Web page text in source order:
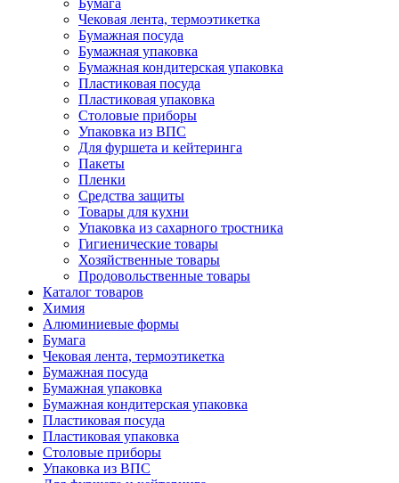
Бумага
Чековая лента, термоэтикетка
Бумажная посуда
Бумажная упаковка
Бумажная кондитерская упаковка
Пластиковая посуда
Пластиковая упаковка
Столовые приборы
Упаковка из ВПС
Для фуршета и кейтеринга
Пакеты
Пленки
Средства защиты
Товары для кухни
Упаковка из сахарного тростника
Гигиенические товары
Хозяйственные товары
Продовольственные товары
Каталог товаров
Химия
Алюминиевые формы
Бумага
Чековая лента, термоэтикетка
Бумажная посуда
Бумажная упаковка
Бумажная кондитерская упаковка
Пластиковая посуда
Пластиковая упаковка
Столовые приборы
Упаковка из ВПС